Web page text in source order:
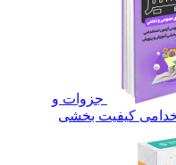
جزوات و
کیفیت بخشی